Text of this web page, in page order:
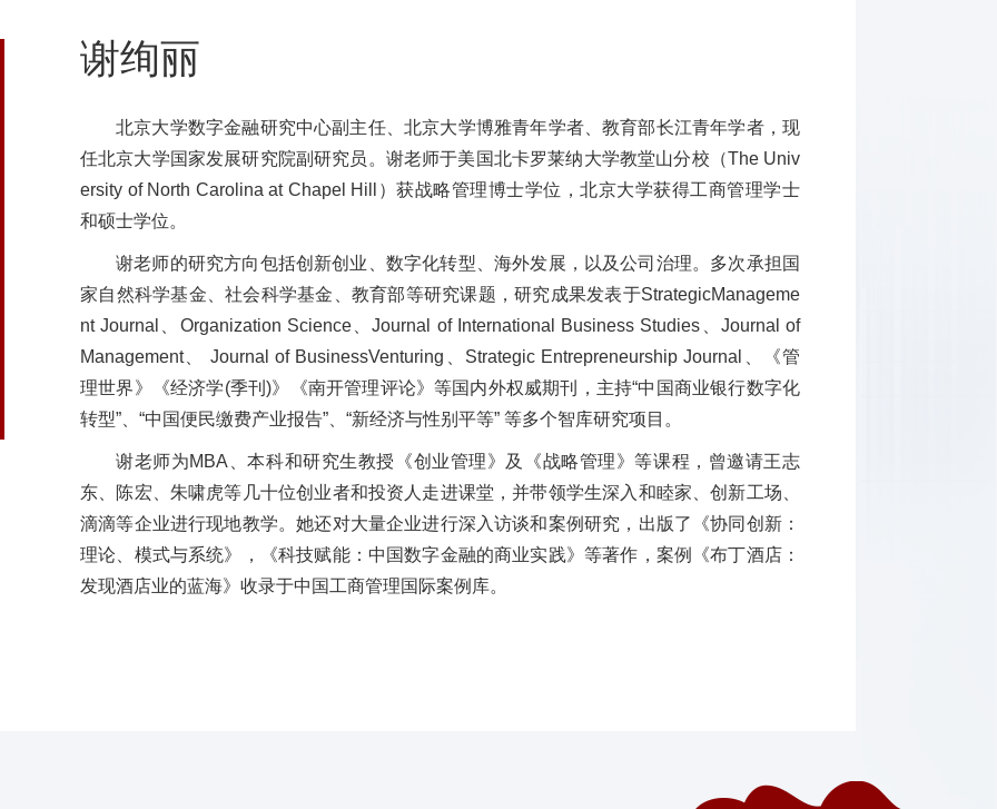
谢绚丽
北京大学数字金融研究中心副主任、北京大学博雅青年学者、教育部长江青年学者，现
任北京大学国家发展研究院副研究员。谢老师于美国北卡罗莱纳大学教堂山分校（The Univ
ersity of North Carolina at Chapel Hill）获战略管理博士学位，北京大学获得工商管理学士
和硕士学位。
谢老师的研究方向包括创新创业、数字化转型、海外发展，以及公司治理。多次承担国
家自然科学基金、社会科学基金、教育部等研究课题，研究成果发表于StrategicManageme
nt Journal、Organization Science、Journal of International Business Studies、Journal of
Management、 Journal of BusinessVenturing、Strategic Entrepreneurship Journal、《管
理世界》《经济学(季刊)》《南开管理评论》等国内外权威期刊，主持“中国商业银行数字化
转型”、“中国便民缴费产业报告”、“新经济与性别平等” 等多个智库研究项目。
谢老师为MBA、本科和研究生教授《创业管理》及《战略管理》等课程，曾邀请王志
东、陈宏、朱啸虎等几十位创业者和投资人走进课堂，并带领学生深入和睦家、创新工场、
滴滴等企业进行现地教学。她还对大量企业进行深入访谈和案例研究，出版了《协同创新：
理论、模式与系统》，《科技赋能：中国数字金融的商业实践》等著作，案例《布丁酒店：
发现酒店业的蓝海》收录于中国工商管理国际案例库。